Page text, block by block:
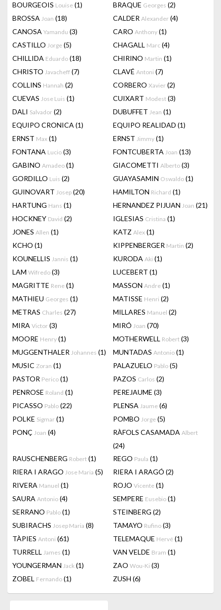
BOURGEOIS Louise (1) BRAQUE Georges (2)
BROSSA Joan (18) CALDER Alexander (4)
CANOSA Yamandu (3) CARO Anthony (1)
CASTILLO Jorge (5) CHAGALL Marc (4)
CHILLIDA Eduardo (18) CHIRINO Martin (1)
CHRISTO Javacheff (7) CLAVÉ Antoni (7)
COLLINS Hannah (2) CORBERO Xavier (2)
CUEVAS Jose Luis (1) CUIXART Modest (3)
DALI Salvador (2) DUBUFFET Jean (1)
EQUIPO CRONICA (1) EQUIPO REALIDAD (1)
ERNST Max (1) ERNST Jimmy (1)
FONTANA Lucio (3) FONTCUBERTA Joan (13)
GABINO Amadeo (1) GIACOMETTI Alberto (3)
GORDILLO Luis (2) GUAYASAMIN Oswaldo (1)
GUINOVART Josep (20) HAMILTON Richard (1)
HARTUNG Hans (1) HERNANDEZ PIJUAN Joan (21)
HOCKNEY David (2) IGLESIAS Cristina (1)
JONES Allen (1) KATZ Alex (1)
KCHO (1) KIPPENBERGER Martin (2)
KOUNELLIS Jannis (1) KURODA Aki (1)
LAM Wifredo (3) LUCEBERT (1)
MAGRITTE Rene (1) MASSON Andre (1)
MATHIEU Georges (1) MATISSE Henri (2)
METRAS Charles (27) MILLARES Manuel (2)
MIRA Victor (3) MIRÓ Joan (70)
MOORE Henry (1) MOTHERWELL Robert (3)
MUGGENTHALER Johannes (1) MUNTADAS Antonio (1)
MUSIC Zoran (1) PALAZUELO Pablo (5)
PASTOR Perico (1) PAZOS Carlos (2)
PENROSE Roland (1) PEREJAUME (3)
PICASSO Pablo (22) PLENSA Jaume (6)
POLKE Sigmar (1) POMBO Jorge (5)
PONÇ Joan (4) RÀFOLS CASAMADA Albert
(24)
RAUSCHENBERG Robert (1) REGO Paula (1)
RIERA I ARAGO Jose Maria (5) RIERA I ARAGÓ (2)
RIVERA Manuel (1) ROJO Vicente (1)
SAURA Antonio (4) SEMPERE Eusebio (1)
SERRANO Pablo (1) STEINBERG (2)
SUBIRACHS Josep Maria (8) TAMAYO Rufino (3)
TÀPIES Antoni (61) TELEMAQUE Hervé (1)
TURRELL James (1) VAN VELDE Bram (1)
YOUNGERMAN Jack (1) ZAO Wou-Ki (3)
ZOBEL Fernando (1) ZUSH (6)